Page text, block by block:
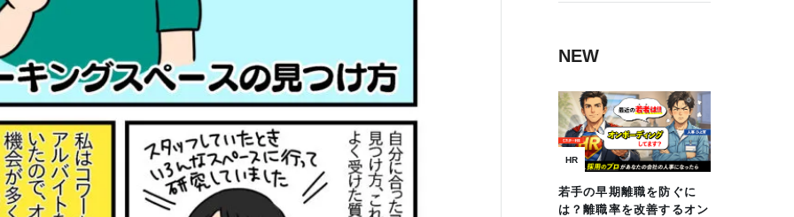
NEW
HR
若手の早期離職を防ぐに
は？離職率を改善するオン